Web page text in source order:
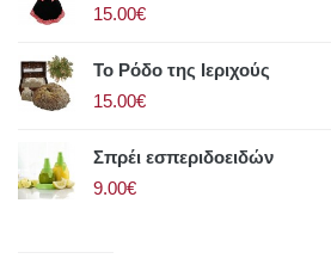
15.00€
Το Ρόδο της Ιεριχούς
15.00€
Σπρέι εσπεριδοειδών
9.00€